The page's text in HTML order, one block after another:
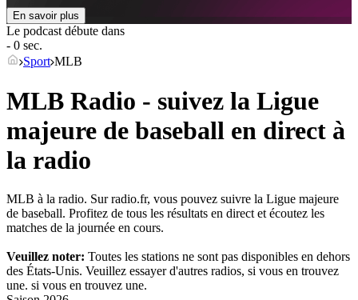
En savoir plus
Le podcast débute dans
- 0 sec.
Sport MLB
MLB Radio - suivez la Ligue
majeure de baseball en direct à
la radio
MLB à la radio. Sur radio.fr, vous pouvez suivre la Ligue majeure
de baseball. Profitez de tous les résultats en direct et écoutez les
matches de la journée en cours.
Veuillez noter: Toutes les stations ne sont pas disponibles en dehors
des États-Unis. Veuillez essayer d'autres radios, si vous en trouvez
une. si vous en trouvez une.